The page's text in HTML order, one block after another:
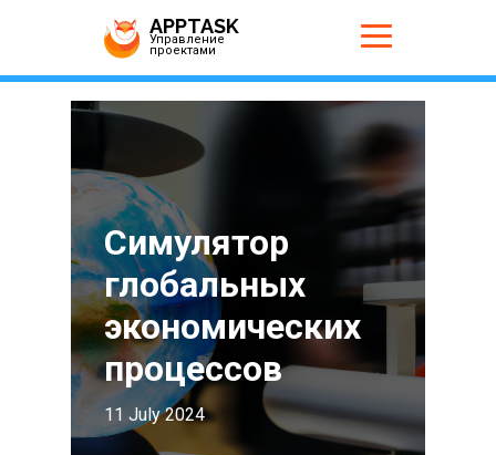
APPTASK
Управление
проектами
Симулятор
глобальных
экономических
процессов
11 July 2024